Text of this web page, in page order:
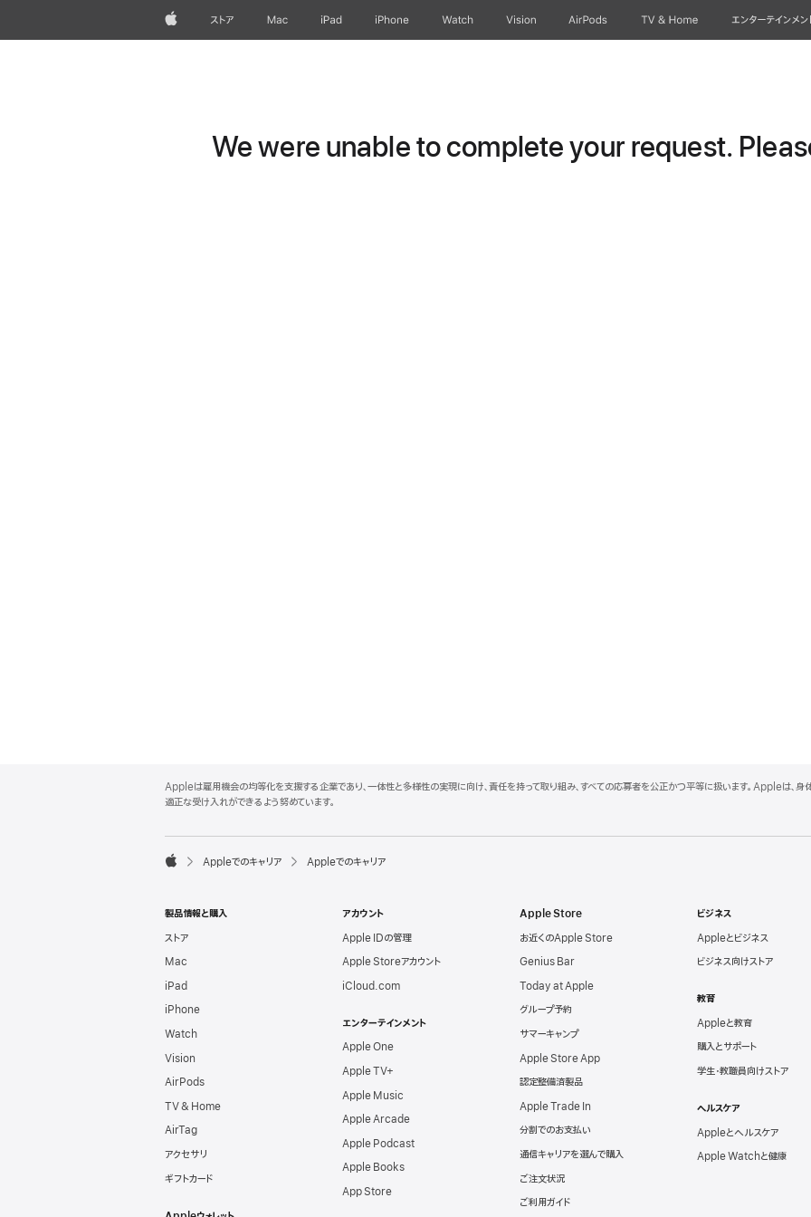
Appleストア Mac iPad iPhone Watch Vision AirPods TV & Home エンターテインメン
We were unable to complete your request.
p
p
e
o
e
Appleは雇用機会の均等化を支援する企業であり、一体性と多様性の実現に向け、責任を持って取り組み、すべての応募者を公正かつ平等に扱います。Appleは、身
適正な受け入れができるよう努めています。

p
l
e
Appleでのキャリア Appleでのキャリア
製品情報と購入
ストア
Mac
iPad
iPhone
Watch
Vision
AirPods
TV & Home
AirTag
アクセサリ
ギフトカード
アカウント
Apple IDの管理
Apple Storeアカウント
iCloud.com
エンターテインメント
Apple One
Apple TV+
Apple Music
Apple Arcade
Apple Podcast
Apple Books
App Store
Apple Store
お近くのApple Store
Genius Bar
Today at Apple
グループ予約
サマーキャンプ
Apple Store App
認定整備済製品
Apple Trade In
分割でのお支払い
通信キャリアを選んで購入
ご注文状況
ご利用ガイド
ビジネス
Appleとビジネス
ビジネス向けストア
教育
Appleと教育
購入とサポート
学生・教職員向けストア
ヘルスケア
Appleとヘルスケア
Apple Watchと健康